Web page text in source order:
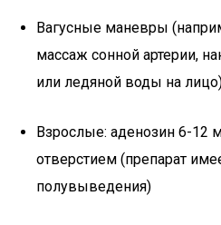
Вагусные маневры
массаж сонной артерии,
или ледяной воды на
Взрослые: аденозин 6-12
отверстием (препарат
полувыведения)